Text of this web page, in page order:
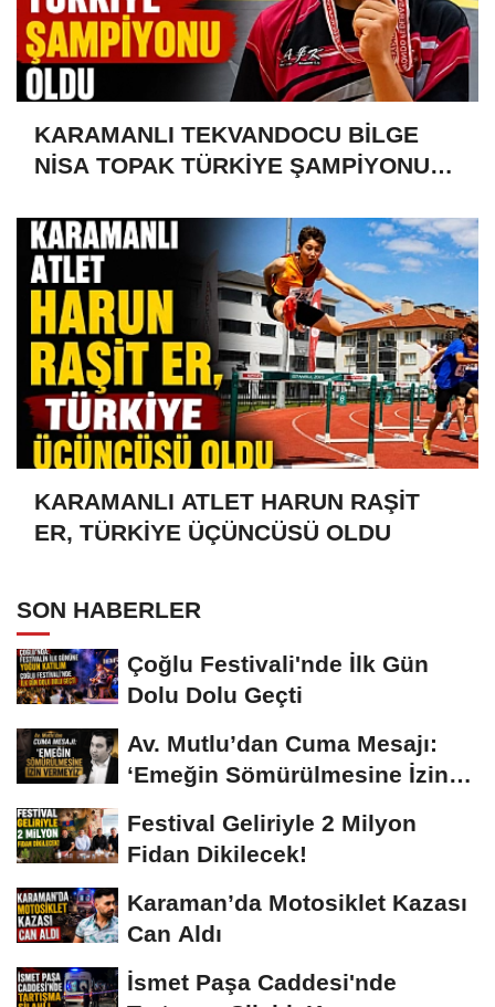
KARAMANLI TEKVANDOCU BİLGE
NİSA TOPAK TÜRKİYE ŞAMPİYONU
KARAMANLI ATLET HARUN RAŞİT
ER, TÜRKİYE ÜÇÜNCÜSÜ OLDU
SON HABERLER
Çoğlu Festivali'nde İlk Gün
Dolu Dolu Geçti
Av. Mutlu’dan Cuma Mesajı:
‘Emeğin Sömürülmesine İzin
Festival Geliriyle 2 Milyon
Fidan Dikilecek!
Karaman’da Motosiklet Kazası
Can Aldı
İsmet Paşa Caddesi'nde